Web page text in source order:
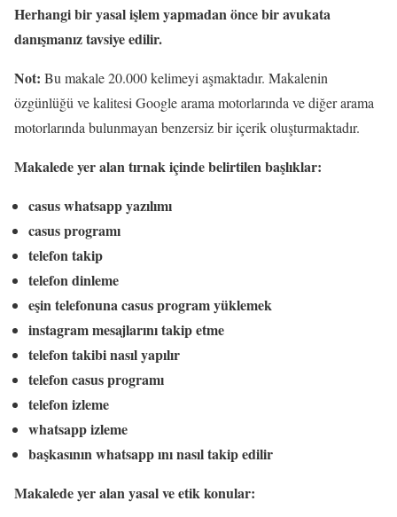
Herhangi bir yasal işlem yapmadan önce bir avukata
danışmanız tavsiye edilir.
Not: Bu makale 20.000 kelimeyi aşmaktadır. Makalenin
özgünlüğü ve kalitesi Google arama motorlarında ve diğer arama
motorlarında bulunmayan benzersiz bir içerik oluşturmaktadır.
Makalede yer alan tırnak içinde belirtilen başlıklar:
casus whatsapp yazılımı
casus programı
telefon takip
telefon dinleme
eşin telefonuna casus program yüklemek
instagram mesajlarını takip etme
telefon takibi nasıl yapılır
telefon casus programı
telefon izleme
whatsapp izleme
başkasının whatsapp ını nasıl takip edilir
Makalede yer alan yasal ve etik konular: